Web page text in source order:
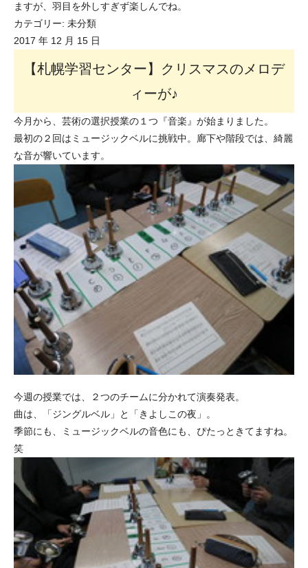
ますが、羽目を外しすぎず楽しんでね。
カテゴリー: 未分類
2017 年 12 月 15 日
【札幌学習センター】クリスマスのメロデ
ィーが♪
今月から、芸術の選択授業の１つ『音楽』が始まりました。
最初の２回はミュージックベルに挑戦中。廊下や階段では、綺麗
な音が響いています。
今週の授業では、２つのチームに分かれて演奏発表。
曲は、「ジングルベル」と「きよしこの夜」。
季節にも、ミュージックベルの音色にも、ぴたっときてますね。
笑